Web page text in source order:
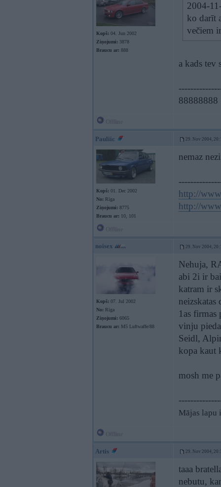
Kopš: 04. Jun 2002
Ziņojumi: 3878
Braucu ar: 888
2004-
ko darīt
večiem
a kads tev
88888888
Pauliic 29. Nov 2004,
Kopš: 01. Dec 2002
No: Rīga
Ziņojumi: 8775
Braucu ar: 10, 101
nemaz
http://
http://
noisex 29. Nov 2004,
Kopš: 07. Jul 2002
No: Rīga
Ziņojumi: 6065
Braucu ar: M5 Luftwaffe/88
Nehuja,
abi 2i ir
katram ir
1as
vinju
Seidl,
kopa kaut
mosh me
Mājas lapu
Artis 29. Nov 2004,
taaa
nebutu,